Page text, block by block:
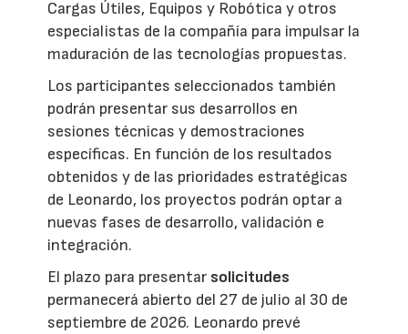
Cargas Útiles, Equipos y Robótica y otros
especialistas de la compañía para impulsar la
maduración de las tecnologías propuestas.
Los participantes seleccionados también
podrán presentar sus desarrollos en
sesiones técnicas y demostraciones
específicas. En función de los resultados
obtenidos y de las prioridades estratégicas
de Leonardo, los proyectos podrán optar a
nuevas fases de desarrollo, validación e
integración.
El plazo para presentar solicitudes
permanecerá abierto del 27 de julio al 30 de
septiembre de 2026. Leonardo prevé